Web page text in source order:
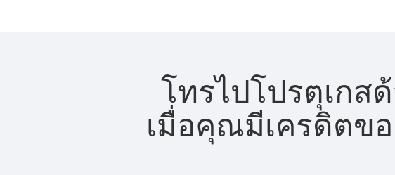
โทรไปโปรตุเกส
เมื่อคุณมีเครดิตข